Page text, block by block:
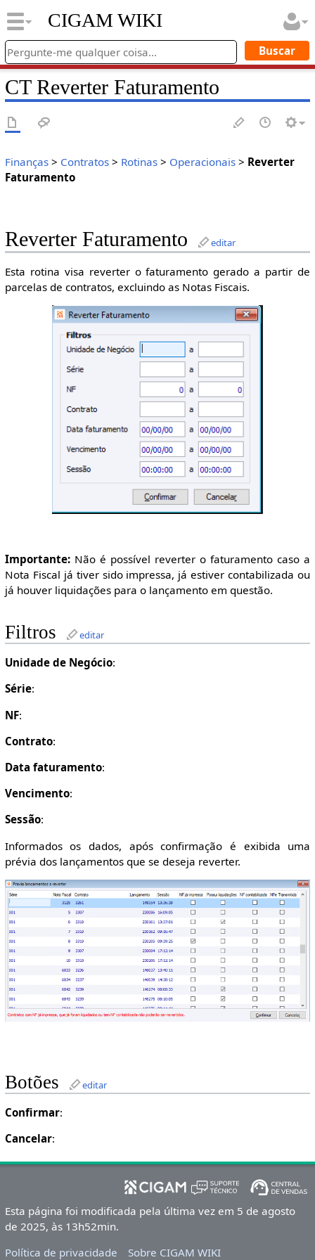
CIGAM WIKI
CT Reverter Faturamento
Finanças> Contratos> Rotinas> Operacionais> Reverter
Faturamento
Reverter Faturamento editar
Esta rotina visa reverter o faturamento gerado a partir de
parcelas de contratos, excluindo as Notas Fiscais.
Importante:Não é possível reverter o faturamento caso a
Nota Fiscal já tiver sido impressa, já estiver contabilizada ou
já houver liquidações para o lançamento em questão.
Filtros editar
Unidade de Negócio:
Série:
NF:
Contrato:
Data faturamento:
Vencimento:
Sessão:
Informados os dados, após confirmação é exibida uma
prévia dos lançamentos que se deseja reverter.
Botões editar
Confirmar:
Cancelar:
Esta página foi modificada pela última vez em 5 de agosto
de 2025, às 13h52min.
Política de privacidade
Sobre CIGAM WIKI